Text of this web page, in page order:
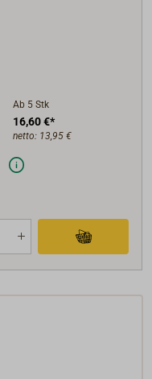
Ab 5 Stk
16,60 €*
netto: 13,95 €